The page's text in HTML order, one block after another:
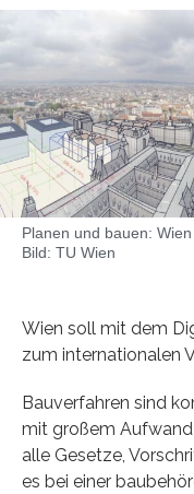
Planen und bauen:
Bild: TU Wien
Wien soll mit dem
zum internationalen
Bauverfahren sind
mit großem
alle Gesetze,
es bei einer